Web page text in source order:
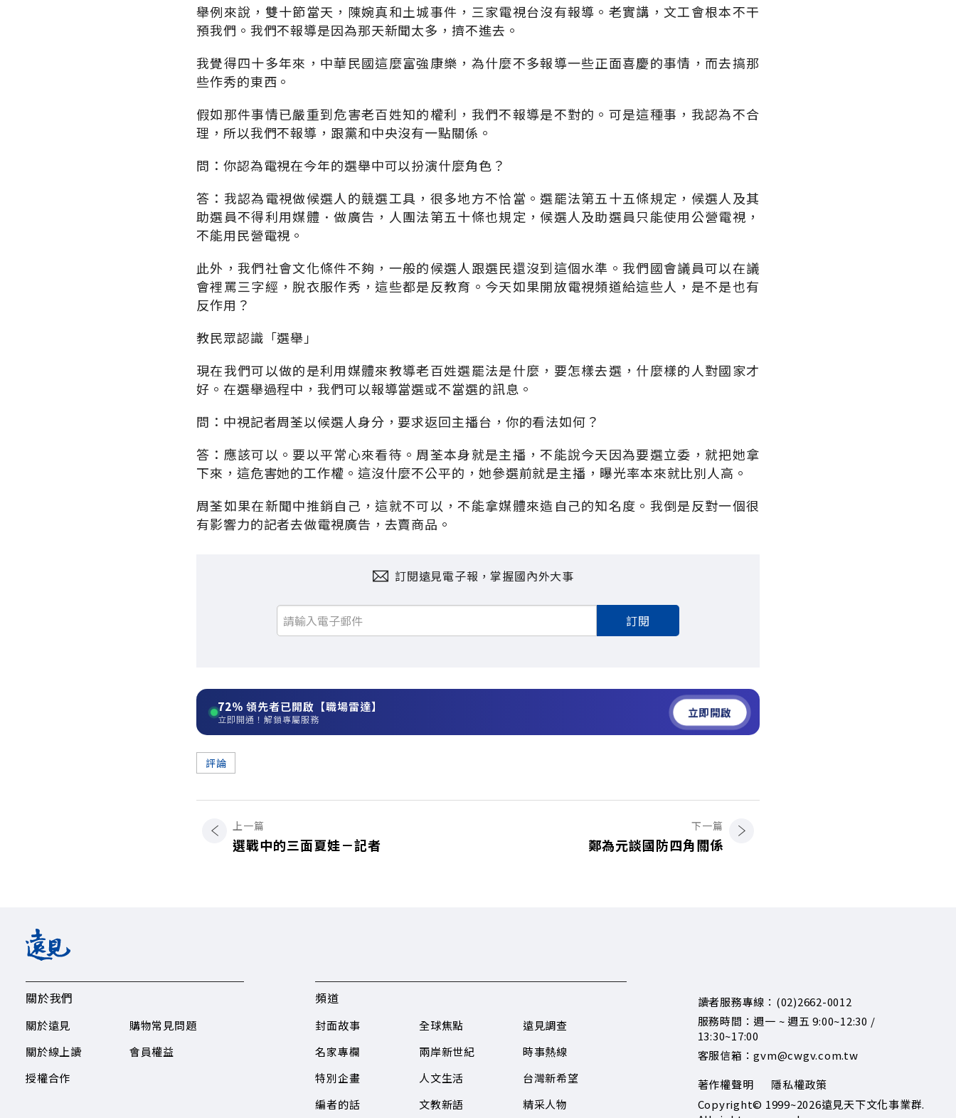
舉例來說，雙十節當天，陳婉真和土城事件，三家電視台沒有報導。老實講，文工會根本不干
預我們。我們不報導是因為那天新聞太多，擠不進去。
我覺得四十多年來，中華民國這麼富強康樂，為什麼不多報導一些正面喜慶的事情，而去搞那
些作秀的東西。
假如那件事情已嚴重到危害老百姓知的權利，我們不報導是不對的。可是這種事，我認為不合
理，所以我們不報導，跟黨和中央沒有一點關係。
問：你認為電視在今年的選舉中可以扮演什麼角色？
答：我認為電視做候選人的競選工具，很多地方不恰當。選罷法第五十五條規定，候選人及其
助選員不得利用媒體．做廣告，人團法第五十條也規定，候選人及助選員只能使用公營電視，
不能用民營電視。
此外，我們社會文化條件不夠，一般的候選人跟選民還沒到這個水準。我們國會議員可以在議
會裡罵三字經，脫衣服作秀，這些都是反教育。今天如果開放電視頻道給這些人，是不是也有
反作用？
教民眾認識「選舉」
現在我們可以做的是利用媒體來教導老百姓選罷法是什麼，要怎樣去選，什麼樣的人對國家才
好。在選舉過程中，我們可以報導當選或不當選的訊息。
問：中視記者周荃以候選人身分，要求返回主播台，你的看法如何？
答：應該可以。要以平常心來看待。周荃本身就是主播，不能說今天因為要選立委，就把她拿
下來，這危害她的工作權。這沒什麼不公平的，她參選前就是主播，曝光率本來就比別人高。
周荃如果在新聞中推銷自己，這就不可以，不能拿媒體來造自己的知名度。我倒是反對一個很
有影響力的記者去做電視廣告，去賣商品。
訂閱遠見電子報，掌握國內外大事
訂閱
72% 領先者已開啟【職場雷達】
立即開通！解鎖專屬服務 立即開啟
評論
上一篇
選戰中的三面夏娃－記者
下一篇
鄭為元談國防四角關係
關於我們
關於遠見
關於線上讀
授權合作
購物常見問題
會員權益
頻道
封面故事
名家專欄
特別企畫
編者的話
全球焦點
兩岸新世紀
人文生活
文教新語
遠見調查
時事熱線
台灣新希望
精采人物
讀者服務專線：(02)2662-0012
服務時間：週一 ~ 週五 9:00~12:30 /
13:30~17:00
客服信箱：gvm@cwgv.com.tw
著作權聲明
隱私權政策
Copyright© 1999~2026遠見天下文化事業群.